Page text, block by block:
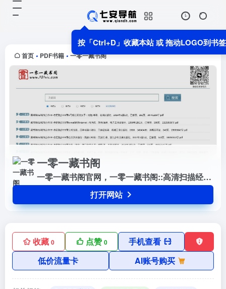
按「Ctrl+D」收藏本站 或 拖动LOGO到书
首页 • PDF书籍 • 一零一藏书阁
一零一藏书阁
一零一藏书阁官网，一零一藏书阁::高清扫描经典原版PDF电子书籍下载收藏
打开网站
收藏 0 点赞0
手机查看
低价流量卡
AI账号购买
一零一藏书阁
一零一藏书阁官网，一零一藏书阁::
高清扫描经典原版PDF电子书籍下载
收藏
打开网站